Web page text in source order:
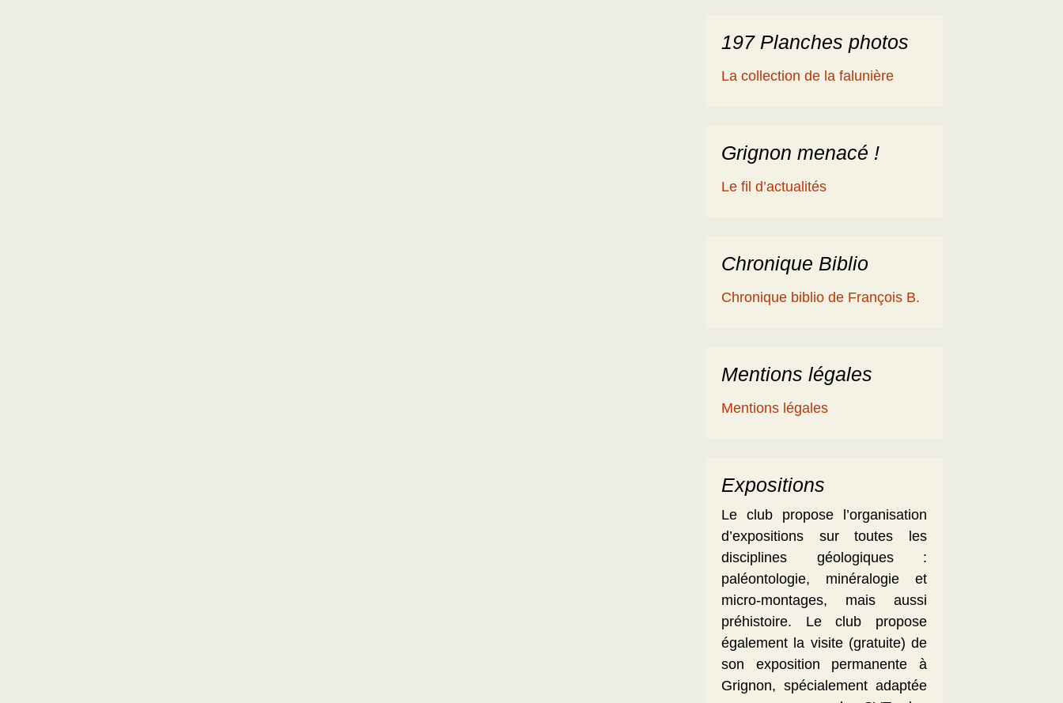
197 Planches photos
La collection de la falunière
Grignon menacé !
Le fil d’actualités
Chronique Biblio
Chronique biblio de François B.
Mentions légales
Mentions légales
Expositions
Le club propose l’organisation
d’expositions sur toutes les
disciplines géologiques :
paléontologie, minéralogie et
micro-montages, mais aussi
préhistoire. Le club propose
également la visite (gratuite) de
son exposition permanente à
Grignon, spécialement adaptée